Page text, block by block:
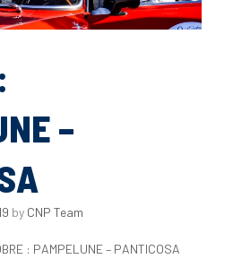
–
by CNP Team
: PAMPELUNE – PANTICOSA